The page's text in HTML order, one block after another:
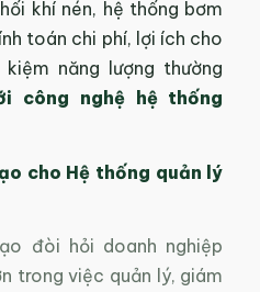
khí nén, hệ thống bơm
toán chi phí, lợi ích cho
năng lượng thường
công nghệ hệ thống
cho Hệ thống quản lý
đòi hỏi doanh nghiệp
trong việc quản lý, giám